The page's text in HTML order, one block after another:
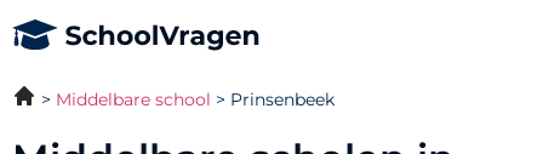
Middelbare school Prinsenbeek